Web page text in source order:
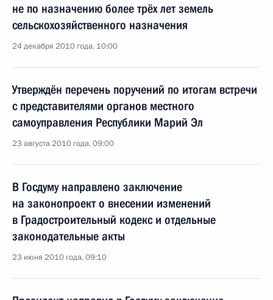
не по назначению более трёх лет земель
сельскохозяйственного назначения
24 декабря 2010 года, 10:00
Утверждён перечень поручений по итогам встречи
с представителями органов местного
самоуправления Республики Марий Эл
23 августа 2010 года, 09:00
В Госдуму направлено заключение
на законопроект о внесении изменений
в Градостроительный кодекс и отдельные
законодательные акты
23 июня 2010 года, 09:10